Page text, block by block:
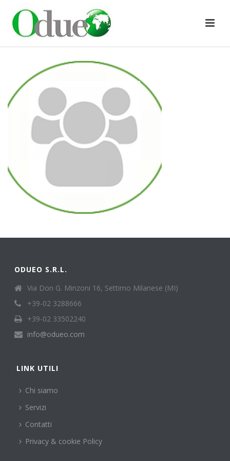
ODUEO S.R.L.
Via Don G. Minzoni 16, Settimo Milanese (MI)
+39-02 3288666
+39-02 33502240
info@odueo.com
LINK UTILI
Chi siamo
Servizi
Contatti
Privacy & cookie Policy